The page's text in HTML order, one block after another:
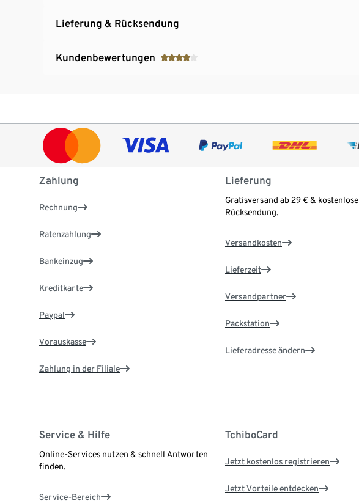
Lieferung & Rücksendung
Kundenbewertungen
Zahlung
Rechnung
Ratenzahlung
Bankeinzug
Kreditkarte
Paypal
Vorauskasse
Zahlung in der Filiale
Lieferung
Gratisversand ab 29 € & kostenlose
Rücksendung.
Versandkosten
Lieferzeit
Versandpartner
Packstation
Lieferadresse ändern
Service & Hilfe
Online-Services nutzen & schnell Antworten
finden.
Service-Bereich
TchiboCard
Jetzt kostenlos registrieren
Jetzt Vorteile entdecken